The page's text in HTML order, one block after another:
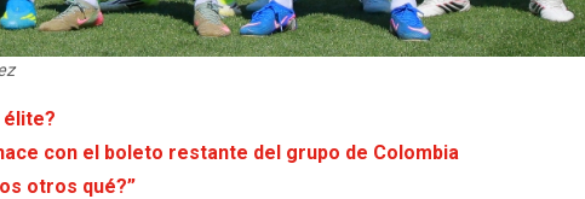
élite?
con el boleto restante del grupo de Colombia
otros qué?”